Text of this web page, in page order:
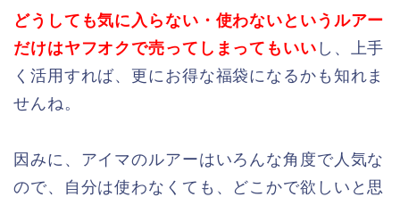
どうしても気に入らない・使わないというルアー
だけはヤフオクで売ってしまってもいい し、上手
く活用すれば、更にお得な福袋になるかも知れま
せんね。
因みに、アイマのルアーはいろんな角度で人気な
ので、自分は使わなくても、どこかで欲しいと思